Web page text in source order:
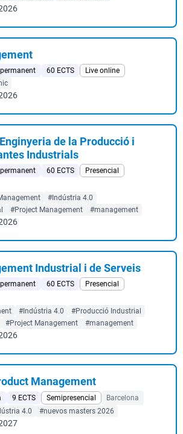
60 ECTS
Live online
de la Producció i
Industrials
60 ECTS
Presencial
#Indústria 4.0
#Project Management #management
Industrial i de Serveis
60 ECTS
Presencial
#Indústria 4.0
#Producció Industrial
#Project Management #management
Management
9 ECTS Semipresencial
Barcelona
4.0 #nuevos masters 2026